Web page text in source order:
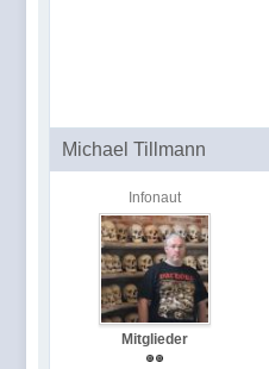
Michael Tillmann
Infonaut
Mitglieder